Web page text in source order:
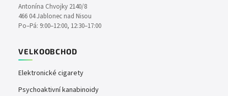
Antonína Chvojky 2140/8
466 04 Jablonec nad Nisou
Po–Pá: 9:00–12:00, 12:30–17:00
VELKOOBCHOD
Elektronické cigarety
Psychoaktivní kanabinoidy